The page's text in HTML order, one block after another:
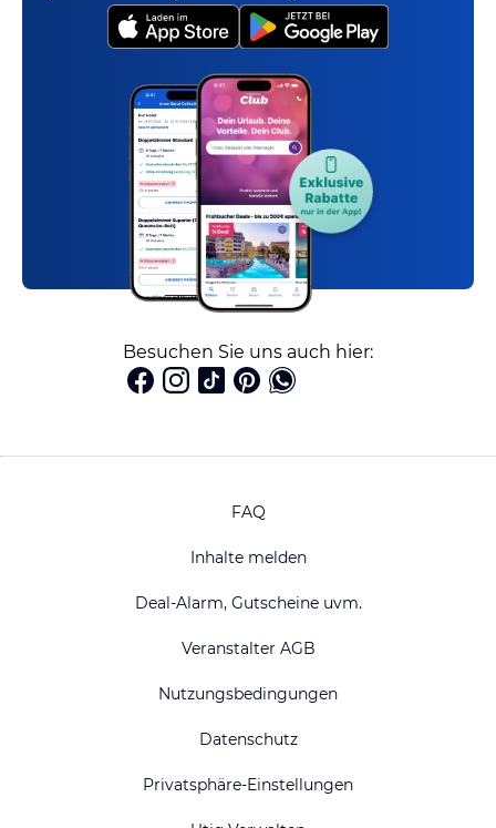
Besuchen Sie uns auch hier:
FAQ
Inhalte melden
Deal-Alarm, Gutscheine uvm.
Veranstalter AGB
Nutzungsbedingungen
Datenschutz
Privatsphäre-Einstellungen